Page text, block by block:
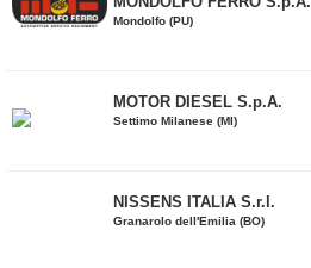
Mondolfo (PU)
MOTOR DIESEL S.p.A.
Settimo Milanese (MI)
NISSENS ITALIA S.r.l.
Granarolo dell'Emilia (BO)